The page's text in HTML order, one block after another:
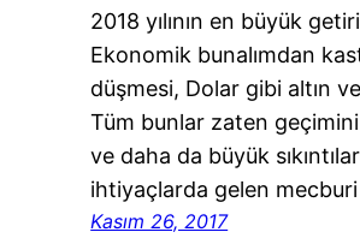
2018 yılının en büyük
Ekonomik bunalımdan
düşmesi, Dolar gibi altın
Tüm bunlar zaten
ve daha da büyük
ihtiyaçlarda gelen
Kasım 26, 2017